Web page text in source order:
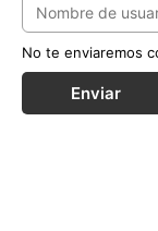
No te enviaremos
Enviar